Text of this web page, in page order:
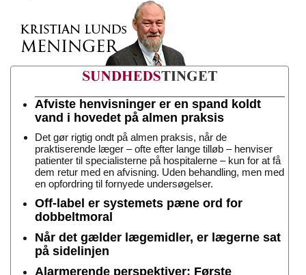
Afviste henvisninger er en spand koldt
vand i hovedet på almen praksis
Det gør rigtig ondt på almen praksis, når de
praktiserende læger – ofte efter lange tilløb – henviser
patienter til specialisterne på hospitalerne – kun for at få
dem retur med en afvisning. Uden behandling, men med
en opfordring til fornyede undersøgelser.
Off-label er systemets pæne ord for
dobbeltmoral
Når det gælder lægemidler, er lægerne sat
på sidelinjen
Alarmerende perspektiver: Første